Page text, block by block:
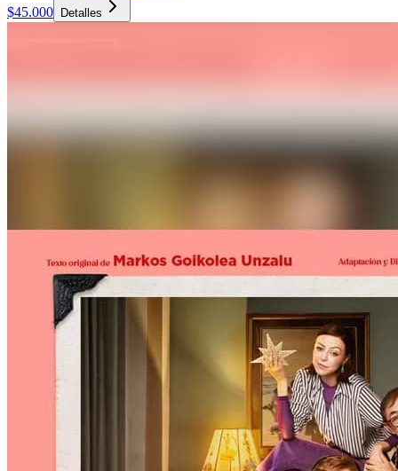
$45.000
Detalles